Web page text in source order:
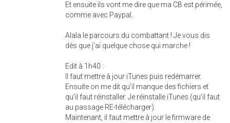
Et ensuite ils vont me dire que ma CB est périmée,
comme avec Paypal.
Alala le parcours du combattant ! Je vous dis
dès que j'ai quelque chose qui marche !
Edit à 1h40 :
Il faut mettre à jour iTunes puis redémarrer.
Ensuite on me dit qu'il manque des fichiers et
qu'il faut réinstaller. Je réinstalle iTunes (qu'il faut
au passage RE-télécharger).
Maintenant, il faut mettre à jour le firmware de